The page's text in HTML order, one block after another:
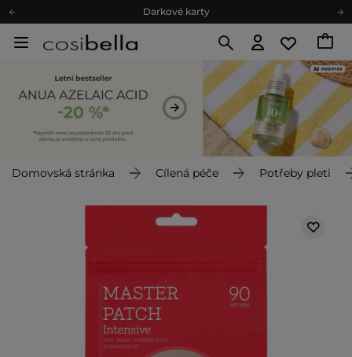
Darkové karty
Odeslání do 24 hod.
Darkové karty
Ekologické balení
Domovská stránka Cílená péče Potřeby pleti